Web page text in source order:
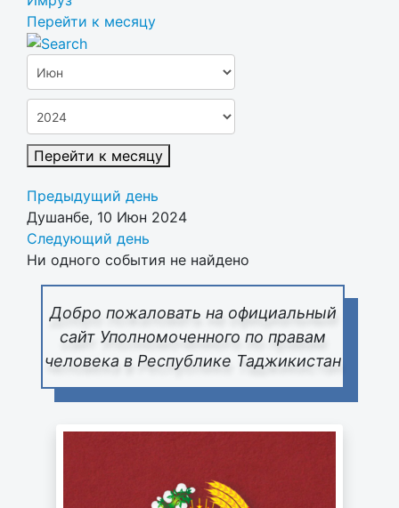
Добро пожаловать на официальный
сайт Уполномоченного по правам
человека в Республике Таджикистан
Перейти к месяцу
Перейти к месяцу
Предыдущий день
Душанбе, 10 Июн 2024
Следующий день
Ни одного события не найдено